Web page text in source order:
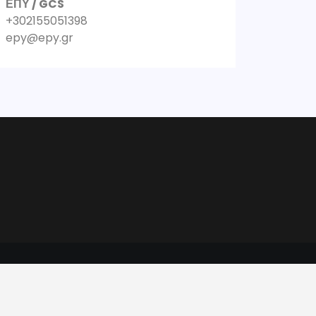
ΕΠΥ / GCS
+302155051398
epy@epy.gr